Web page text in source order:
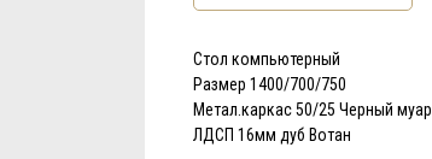
Стол компьютерный
Размер 1400/700/750
Метал.каркас 50/25 Черный муар
ЛДСП 16мм дуб Вотан